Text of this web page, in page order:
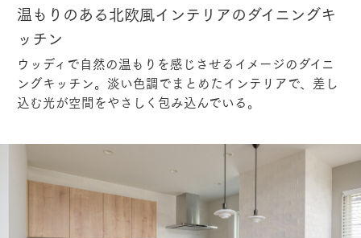
温もりのある北欧風インテリアのダイニングキ
ッチン
ウッディで自然の温もりを感じさせるイメージのダイニ
ングキッチン。淡い色調でまとめたインテリアで、差し
込む光が空間をやさしく包み込んでいる。